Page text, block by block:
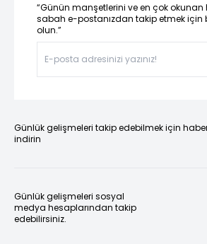
“Günün manşetlerini ve en çok okunan
sabah e-postanızdan takip etmek için
olun.”
Günlük gelişmeleri takip edebilmek için
indirin
Günlük gelişmeleri sosyal
medya hesaplarından takip
edebilirsiniz.